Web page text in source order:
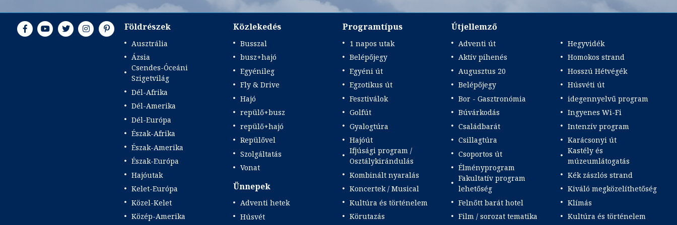
árak
árak
Földrészek
Ausztrália
Ázsia
Csendes-Óceáni
Szigetvilág
Dél-Afrika
Dél-Amerika
Dél-Európa
Észak-Afrika
Észak-Amerika
Észak-Európa
Hajóutak
Kelet-Európa
Közel-Kelet
Közép-Amerika
Közlekedés
Busszal
busz+hajó
Egyénileg
Fly & Drive
Hajó
repülő+busz
repülő+hajó
Repülővel
Szolgáltatás
Vonat
Ünnepek
Adventi hetek
Húsvét
Programtípus
1 napos utak
Belépőjegy
Egyéni út
Egzotikus út
Fesztiválok
Golfút
Gyalogtúra
Hajóút
Ifjúsági program /
Osztálykirándulás
Kombinált nyaralás
Koncertek / Musical
Kultúra és történelem
Körutazás
Útjellemző
Adventi út
Aktív pihenés
Augusztus 20
Belépőjegy
Bor - Gasztronómia
Búvárkodás
Családbarát
Csillagtúra
Csoportos út
Élményprogram
Fakultatív program
lehetőség
Felnőtt barát hotel
Film / sorozat tematika
Hegyvidék
Homokos strand
Hosszú Hétvégék
Húsvéti út
idegennyelvű program
Ingyenes Wi-Fi
Intenzív program
Karácsonyi út
Kastély és
múzeumlátogatás
Kék zászlós strand
Kiváló megközelíthetőség
Klímás
Kultúra és történelem